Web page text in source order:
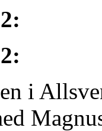
:
:
i